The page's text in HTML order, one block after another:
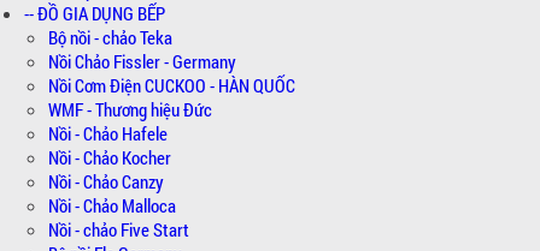
-- ĐỒ GIA DỤNG BẾP
Bộ nồi - chảo Teka
Nồi Chảo Fissler - Germany
Nồi Cơm Điện CUCKOO - HÀN QUỐC
WMF - Thương hiệu Đức
Nồi - Chảo Hafele
Nồi - Chảo Kocher
Nồi - Chảo Canzy
Nồi - Chảo Malloca
Nồi - chảo Five Start